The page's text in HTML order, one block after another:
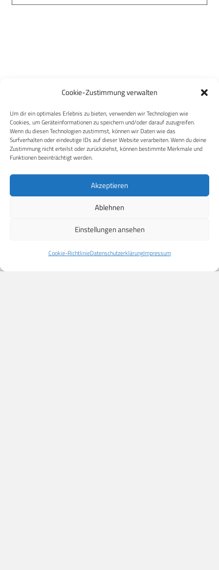
Cookie-Zustimmung verwalten
Um dir ein optimales Erlebnis zu bieten, verwenden wir Technologien wie
Cookies, um Geräteinformationen zu speichern und/oder darauf zuzugreifen.
Wenn du diesen Technologien zustimmst, können wir Daten wie das
Surfverhalten oder eindeutige IDs auf dieser Website verarbeiten. Wenn du deine
Zustimmung nicht erteilst oder zurückziehst, können bestimmte Merkmale und
Funktionen beeinträchtigt werden.
Akzeptieren
Ablehnen
Einstellungen ansehen
Cookie-RichtlinieDatenschutzerklärungImpressum
digital@cpm-verlag.de